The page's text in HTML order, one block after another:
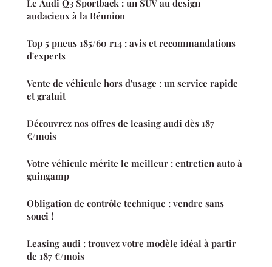
Le Audi Q3 Sportback : un SUV au design
audacieux à la Réunion
Top 5 pneus 185/60 r14 : avis et recommandations
d'experts
Vente de véhicule hors d'usage : un service rapide
et gratuit
Découvrez nos offres de leasing audi dès 187
€/mois
Votre véhicule mérite le meilleur : entretien auto à
guingamp
Obligation de contrôle technique : vendre sans
souci !
Leasing audi : trouvez votre modèle idéal à partir
de 187 €/mois